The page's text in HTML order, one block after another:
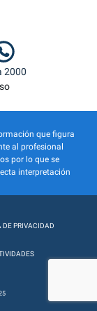
2000
que figura
al profesional
por lo que se
interpretación
DE PRIVACIDAD